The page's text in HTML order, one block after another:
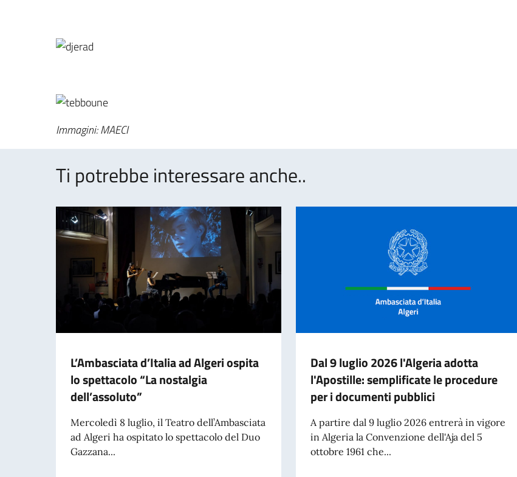
Immagini: MAECI
Ti potrebbe interessare anche..
L’Ambasciata d’Italia ad Algeri ospita
lo spettacolo “La nostalgia
dell’assoluto”
Mercoledì 8 luglio, il Teatro dell’Ambasciata
ad Algeri ha ospitato lo spettacolo del Duo
Gazzana...
Dal 9 luglio 2026 l'Algeria adotta
l'Apostille: semplificate le procedure
per i documenti pubblici
A partire dal 9 luglio 2026 entrerà in vigore
in Algeria la Convenzione dell'Aja del 5
ottobre 1961 che...